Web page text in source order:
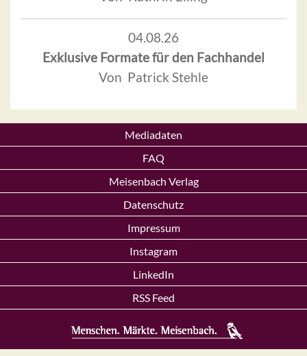
04.08.26
Exklusive Formate für den Fachhandel
Von Patrick Stehle
Mediadaten
FAQ
Meisenbach Verlag
Datenschutz
Impressum
Instagram
LinkedIn
RSS Feed